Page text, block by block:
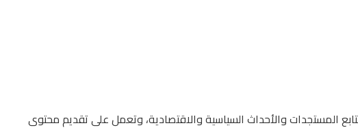
المستجدات والأحداث السياسية والاقتصادية، وتعمل على تقديم محتوى